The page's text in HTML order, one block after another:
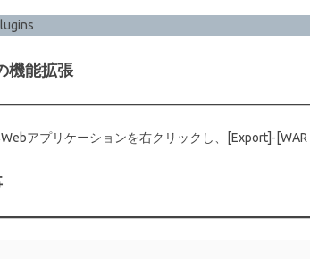
機能拡張
アプリケーションを右クリックし、[Export]-[WAR